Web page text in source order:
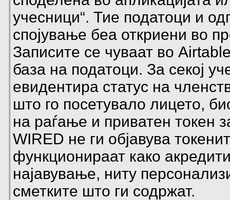
учесници“. Тие податоци и
спојување беа откриени во
Записите се чуваат во
база на податоци. За секој
евидентира статус на
што го посетувало лицето,
на раѓање и приватен токен
WIRED не ги објавува
функционираат како
најавување, ниту
сметките што ги содржат.